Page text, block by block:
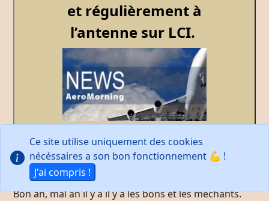
et régulièrement à
l’antenne sur LCI.
"Pour être très honnête ...
Je trouve que nous avons une manière de traiter
cette actualité assez ... partisane !
Bon an, mal an il y a il y a les bons et les méchants.
Ce site utilise uniquement des cookies
nécéssaires a son bon fonctionnement 💪 !
J'ai compris !